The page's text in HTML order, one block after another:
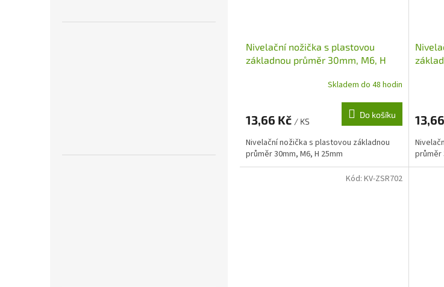
Nivelační nožička s plastovou
základnou průměr 30mm, M6, H
Skladem do 48 hodin
13,66 Kč / KS
Do košíku
Nivelační nožička s plastovou základnou
průměr 30mm, M6, H 25mm
průměr
Kód: KV-ZSR702